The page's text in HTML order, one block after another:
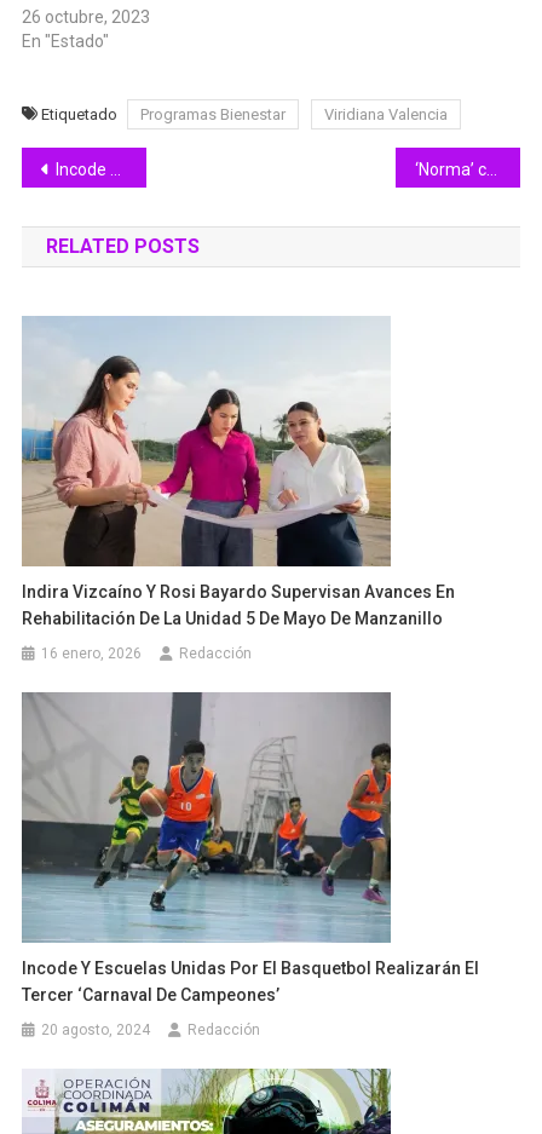
26 octubre, 2023
En "Estado"
Etiquetado Programas Bienestar Viridiana Valencia
Navegación
de
entradas
Incode abandera a delegación colimense que asistirá a los Paranacionales 2023
RELATED POSTS
Indira Vizcaíno Y Rosi Bayardo Supervisan Avances En
Rehabilitación De La Unidad 5 De Mayo De Manzanillo
16 enero, 2026 Redacción
Incode Y Escuelas Unidas Por El Basquetbol Realizarán El
Tercer ‘Carnaval De Campeones’
20 agosto, 2024 Redacción